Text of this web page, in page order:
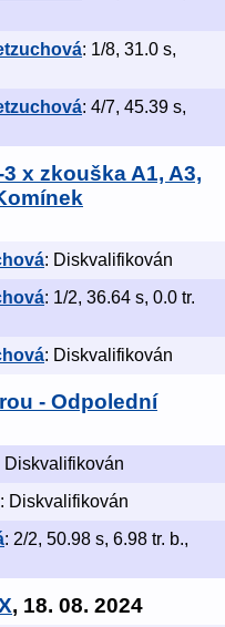
: 1/8, 31.0 s,
: 4/7, 45.39 s,
x zkouška A1, A3,
: Diskvalifikován
: 1/2, 36.64 s, 0.0 tr.
: Diskvalifikován
- Odpolední
Diskvalifikován
: Diskvalifikován
: 2/2, 50.98 s, 6.98 tr. b.,
, 18. 08. 2024